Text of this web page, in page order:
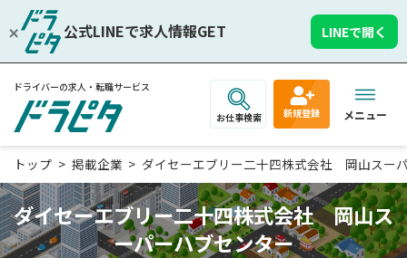
公式LINEで求人情報GET LINEで開く
ドライバーの求人・転職サービス
お仕事検索 新規登録 メニュー
トップ 掲載企業 ダイセーエブリー二十四株式会社 岡山スー
ダイセーエブリー二十四株式会社 岡山ス
ーパーハブセンター